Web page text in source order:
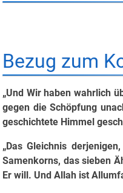
Bezug zum
„Und Wir haben wahrlich
gegen die Schöpfung
geschichtete Himmel
„Das Gleichnis
Samenkorns, das sieben
Er will. Und Allah ist